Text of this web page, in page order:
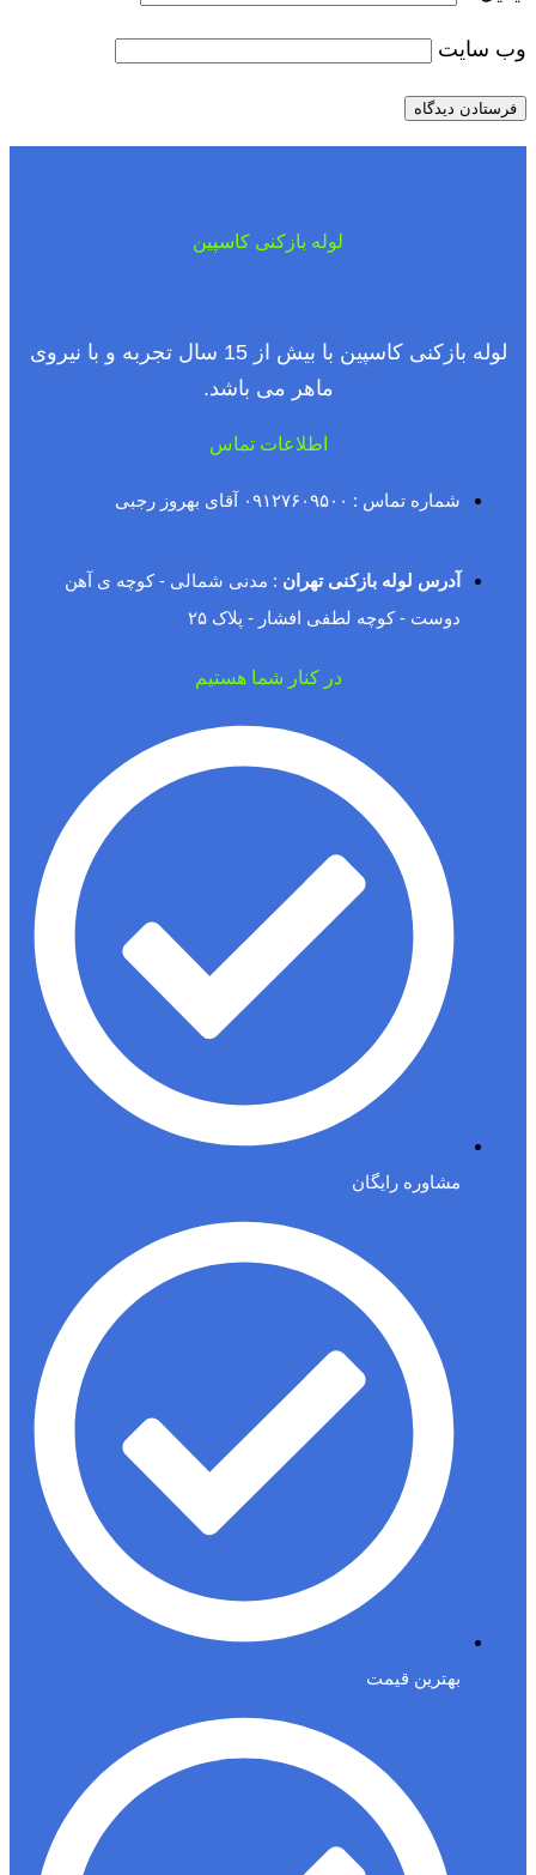
وب‌ سایت
لوله بازکنی کاسپین
لوله بازکنی کاسپین با بیش از 15 سال تجربه و با نیروی
ماهر می باشد.
اطلاعات تماس
شماره تماس : ۰۹۱۲۷۶۰۹۵۰۰ آقای بهروز رجبی
آدرس لوله بازکنی تهران : مدنی شمالی - کوچه ی آهن
دوست - کوچه لطفی افشار - پلاک ۲۵
در کنار شما هستیم
مشاوره رایگان
بهترین قیمت